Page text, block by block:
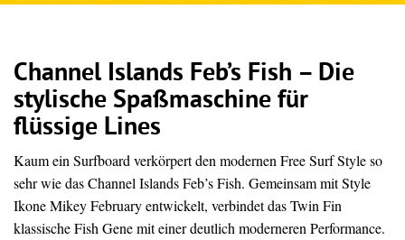
Channel Islands Feb’s Fish – Die
stylische Spaßmaschine für
flüssige Lines
Kaum ein Surfboard verkörpert den modernen Free Surf Style so
sehr wie das Channel Islands Feb’s Fish. Gemeinsam mit Style
Ikone Mikey February entwickelt, verbindet das Twin Fin
klassische Fish Gene mit einer deutlich moderneren Performance.